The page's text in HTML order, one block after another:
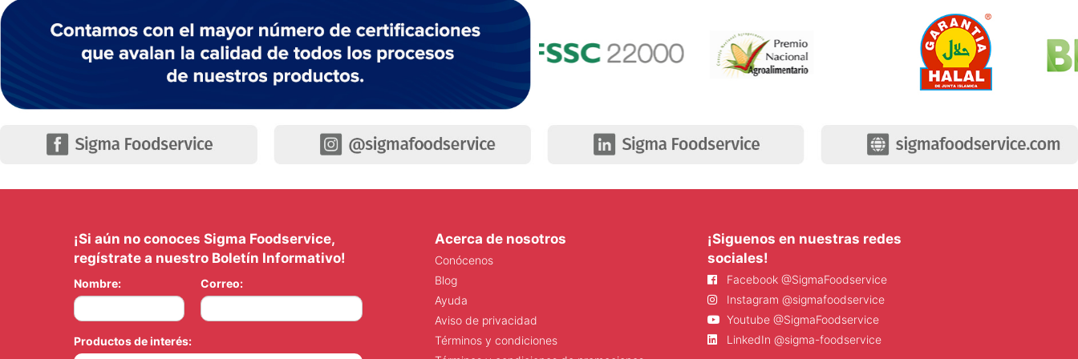
¡Si aún no conoces Sigma Foodservice,
regístrate a nuestro Boletín Informativo!
Nombre: Correo:
Productos de interés:
Acerca de nosotros
Conócenos
Blog
Ayuda
Aviso de privacidad
Términos y condiciones
¡Siguenos en nuestras redes
sociales!
Facebook @SigmaFoodservice
Instagram @sigmafoodservice
Youtube @SigmaFoodservice
LinkedIn @sigma-foodservice